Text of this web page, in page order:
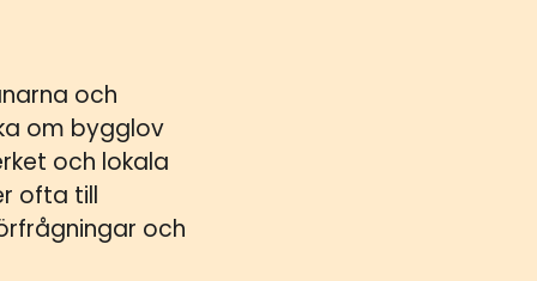
och
om bygglov
och lokala
ofta till
och